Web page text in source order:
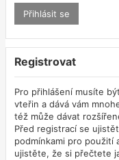
Registrovat
Pro přihlášení musíte
vteřin a dává vám
též může dávat
Před registrací se
podmínkami pro použití
ujistěte, že si přečtete